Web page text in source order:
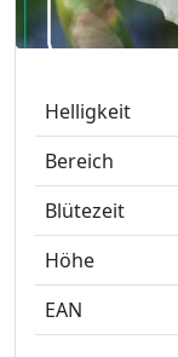
Helligkeit
Bereich
Blütezeit
Höhe
EAN